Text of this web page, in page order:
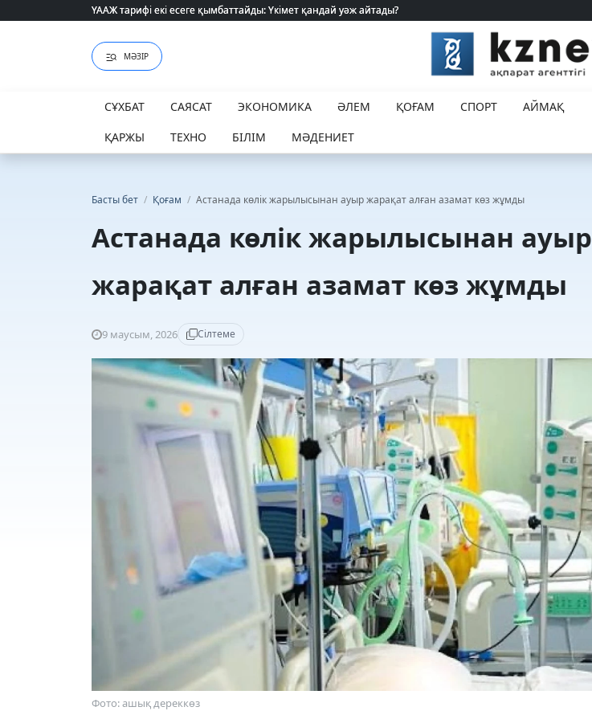
ҮААЖ тарифі екі есеге қымбаттайды: Үкімет қандай уәж айтады?
ҮААЖ тарифі екі есеге қымбаттайды: Үкімет қандай уәж айтады?
МӘЗІР
СҰХБАТ САЯСАТ ЭКОНОМИКА ӘЛЕМ ҚОҒАМ СПОРТ
АЙМАҚ
ҚАРЖЫ
ТЕХНО БІЛІМ МӘДЕНИЕТ
Басты бет / Қоғам / Астанада көлік жарылысынан ауыр жарақат алған азамат көз жұмды
Астанада көлік жарылысынан ауыр
жарақат алған азамат көз жұмды
9 маусым, 2026 Сілтеме
Фото: ашық дереккөз